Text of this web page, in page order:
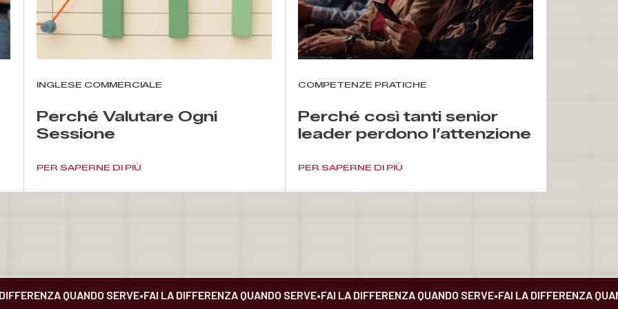
INGLESE COMMERCIALE
Perché Valutare Ogni
Sessione
PER SAPERNE DI PIÙ
COMPETENZE PRATICHE
Perché così tanti senior
leader perdono l’attenzione
arrivare al punto
PER SAPERNE DI PIÙ
QUANDO SERVE•FAI LA DIFFERENZA QUANDO SERVE•FAI LA DIFFERENZA QUANDO SERVE•FAI LA DIFFERENZA